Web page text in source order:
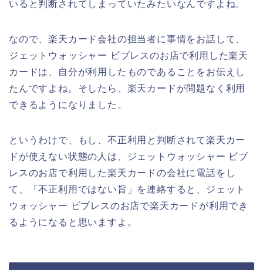
いると判断されてしまっていたみたいなんですよね。
なので、楽天カード会社の担当者に事情をお話して、
ジェットウォッシャー ビブレスのお店で利用した楽天
カードは、自分が利用したものであることをお伝えし
たんですよね。そしたら、楽天カードが問題なく利用
できるようになりました。
というわけで、もし、不正利用と判断されて楽天カー
ドが使えない状態の人は、ジェットウォッシャー ビブ
レスのお店で利用した楽天カードの会社に電話をし
て、「不正利用ではない旨」を連絡すると、ジェット
ウォッシャー ビブレスのお店で楽天カードが利用でき
るようになると思いますよ。